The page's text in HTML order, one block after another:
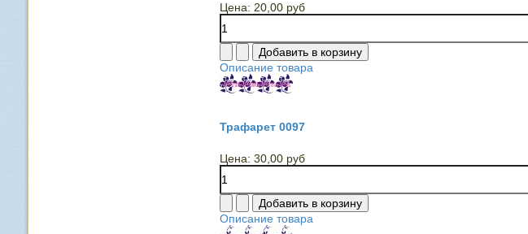
Цена: 20,00 руб
Описание товара
Трафарет 0097
Цена: 30,00 руб
Описание товара